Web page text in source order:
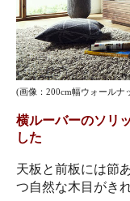
(画像：200cm幅ウォールナ
横ルーバーのソリ
した
天板と前板には節
つ自然な木目がき